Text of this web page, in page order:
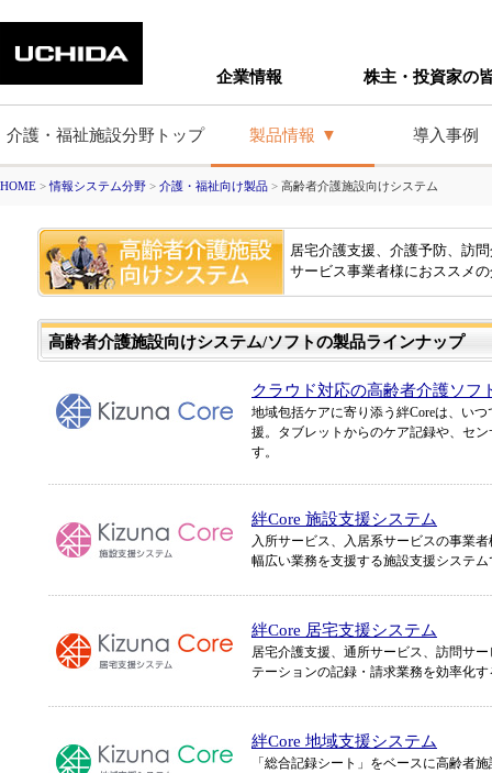
企業情報 株主・投資家の
介護・福祉施設分野トップ 製品情報 導入事例
HOME >情報システム分野 > 介護・福祉向け製品 > 高齢者介護施設向けシステム
居宅介護支援、介護予防、訪
サービス事業者様におススメ
高齢者介護施設向けシステム/ソフトの製品ラインナップ
クラウド対応の高齢者介護ソフ
地域包括ケアに寄り添う絆Coreは、い
援。タブレットからのケア記録や、セ
す。
絆Core 施設支援システム
入所サービス、入居系サービスの事業
幅広い業務を支援する施設支援システム
絆Core 居宅支援システム
居宅介護支援、通所サービス、訪問サ
テーションの記録・請求業務を効率化
絆Core 地域支援システム
「総合記録シート」をベースに高齢者